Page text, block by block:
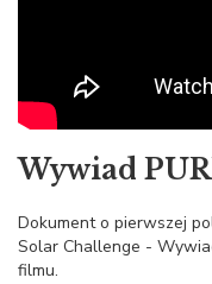
Wywiad
Dokument o pierwszej
Solar Challenge -
filmu.